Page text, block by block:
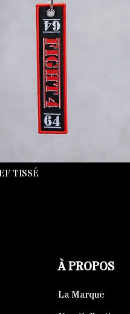
TISSÉ
À PROPOS
La Marque